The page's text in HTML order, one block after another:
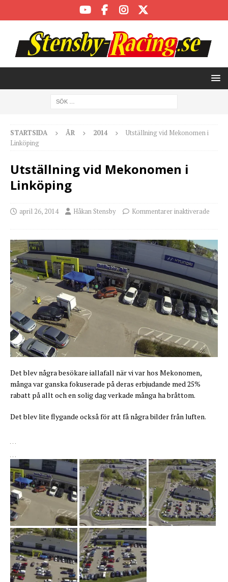
STARTSIDA ÅR 2014
Utställning vid Mekonomen i
Linköping
Utställning vid Mekonomen i
Linköping
april 26, 2014 Håkan Stensby Kommentarer inaktiverade
Det blev några besökare iallafall när vi var hos Mekonomen,
många var ganska fokuserade på deras erbjudande med 25%
rabatt på allt och en solig dag verkade många ha bråttom.
Det blev lite flygande också för att få några bilder från luften.